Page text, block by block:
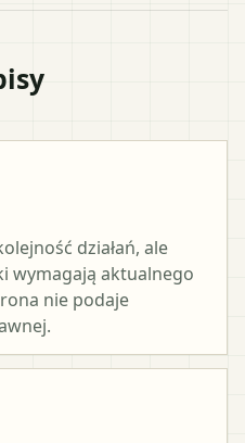
działań, ale
wymagają aktualnego
nie podaje